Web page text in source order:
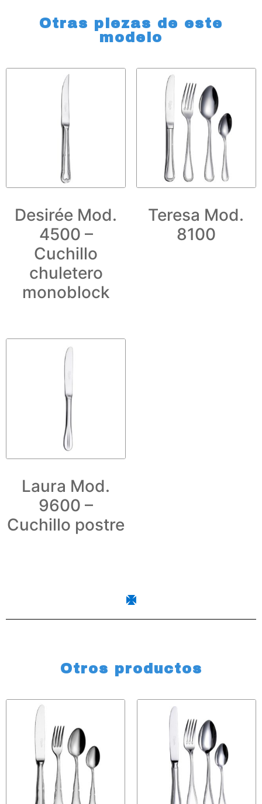
Otras piezas de este
modelo
Desirée Mod.
4500 –
Cuchillo
chuletero
monoblock
Teresa Mod.
8100
Laura Mod.
9600 –
Cuchillo postre
Otros productos